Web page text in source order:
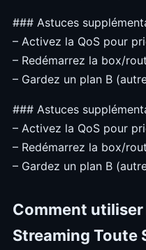
### Astuces
– Activez la QoS pour
– Redémarrez la box/
– Gardez un plan B
### Astuces
– Activez la QoS pour
– Redémarrez la box/
– Gardez un plan B
Comment
Streaming Toute